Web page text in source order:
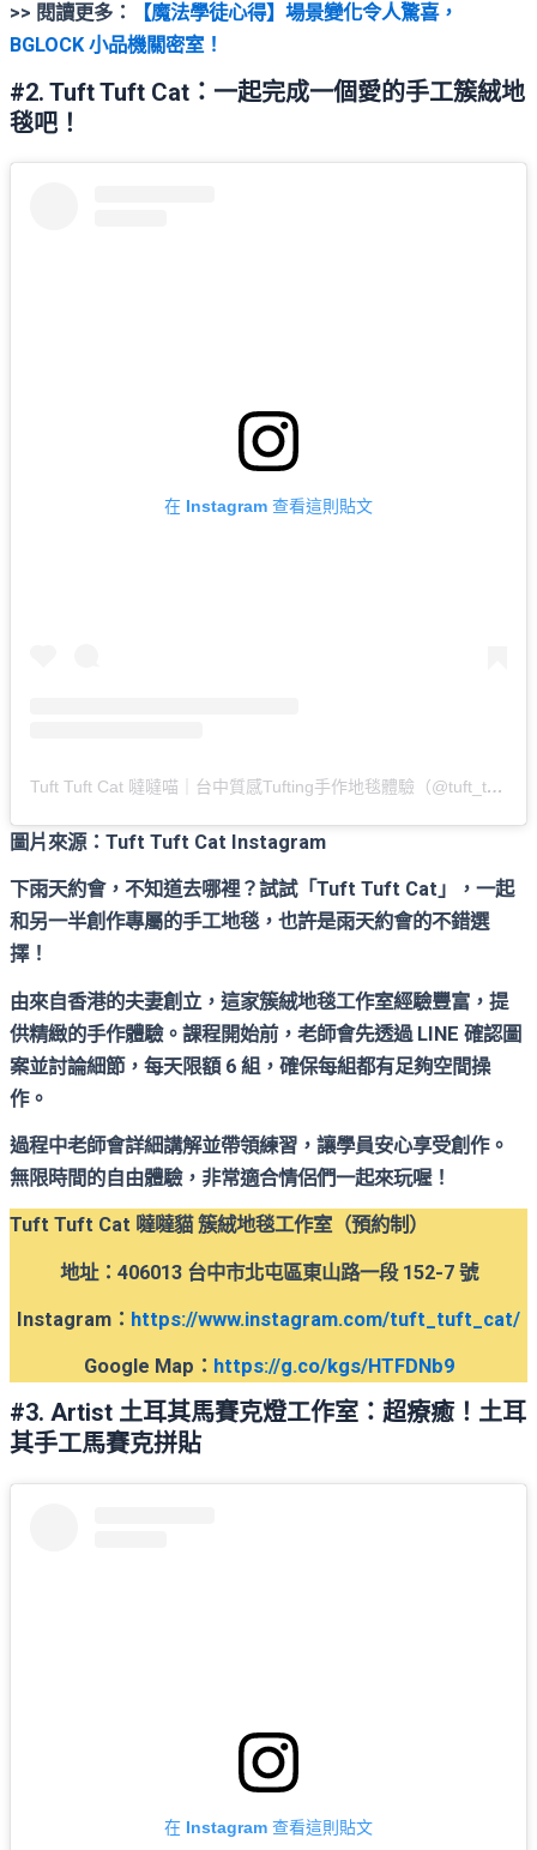
>> 閱讀更多 ：
【魔法學徒心得】場景變化令人驚喜，
BGLOCK 小品機關密室！
#2. Tuft Tuft Cat：一起完成一個愛的手工簇絨地
毯吧！
在 Instagram 查看這則貼文
Tuft Tuft Cat 噠噠喵｜台中質感Tufting手作地毯體驗（@tuft_tuft_cat）分享的貼文
圖片來源：Tuft Tuft Cat Instagram
下雨天約會，不知道去哪裡？試試「Tuft Tuft Cat」，一起
和另一半創作專屬的手工地毯，也許是雨天約會的不錯選
擇！
由來自香港的夫妻創立，這家簇絨地毯工作室經驗豐富，提
供精緻的手作體驗。課程開始前，老師會先透過 LINE 確認圖
案並討論細節，每天限額 6 組，確保每組都有足夠空間操
作。
過程中老師會詳細講解並帶領練習，讓學員安心享受創作。
無限時間的自由體驗，非常適合情侶們一起來玩喔！
Tuft Tuft Cat 噠噠貓 簇絨地毯工作室（預約制）
地址：406013 台中市北屯區東山路一段 152-7 號
Instagram ： https://www.instagram.com/tuft_tuft_cat/
Google Map ： https://g.co/kgs/HTFDNb9
#3. Artist 土耳其馬賽克燈工作室：超療癒！土耳
其手工馬賽克拼貼
在 Instagram 查看這則貼文